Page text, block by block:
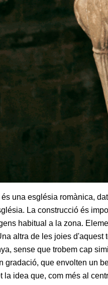
és una església romànica,
La construcció és
habitual a la zona.
altra de les joies d'aquest
sense que trobem cap
gradació, que envolten un
la idea que, com més al